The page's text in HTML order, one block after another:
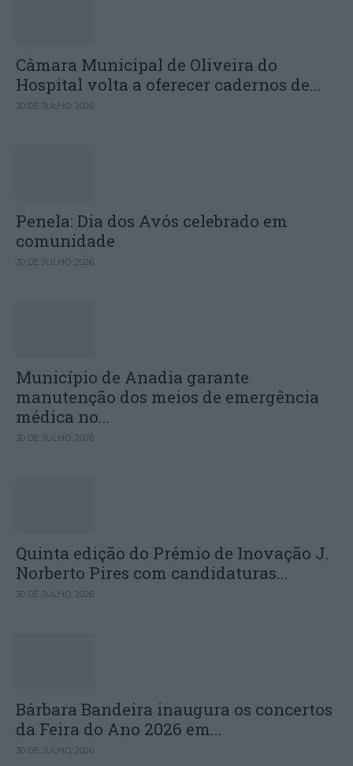
Câmara Municipal de Oliveira do
Hospital volta a oferecer cadernos de...
30 DE JULHO, 2026
Penela: Dia dos Avós celebrado em
comunidade
30 DE JULHO, 2026
Município de Anadia garante
manutenção dos meios de emergência
médica no...
30 DE JULHO, 2026
Quinta edição do Prémio de Inovação J.
Norberto Pires com candidaturas...
30 DE JULHO, 2026
Bárbara Bandeira inaugura os concertos
da Feira do Ano 2026 em...
30 DE JULHO, 2026